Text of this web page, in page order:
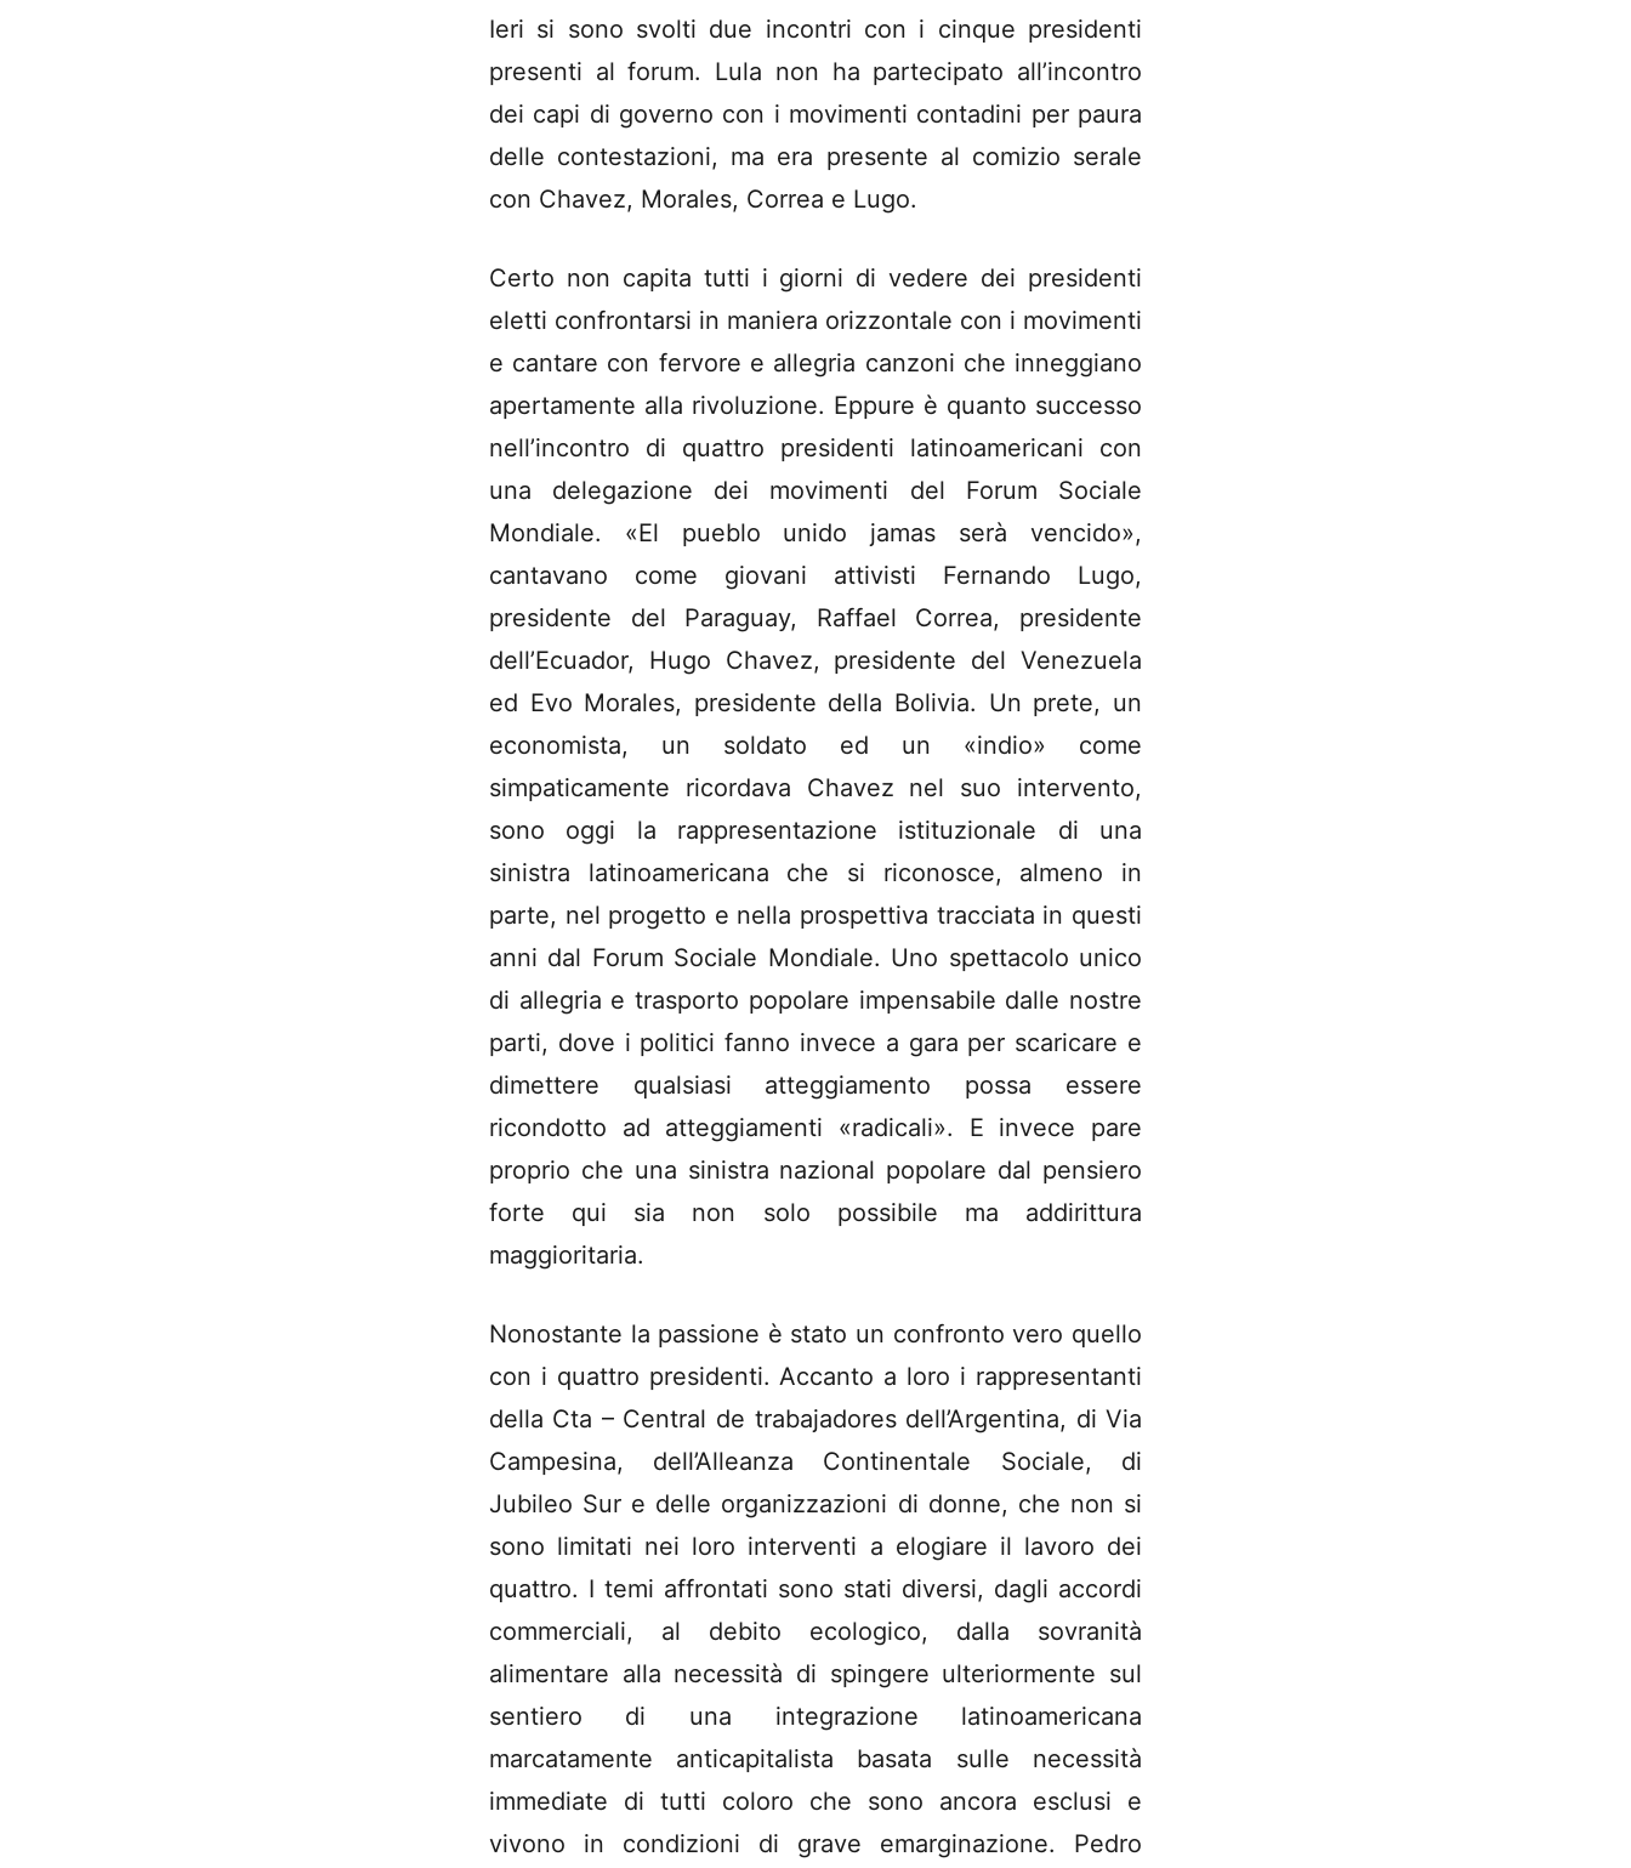
Ieri si sono svolti due incontri con i cinque presidenti
presenti al forum. Lula non ha partecipato all’incontro
dei capi di governo con i movimenti contadini per paura
delle contestazioni, ma era presente al comizio serale
con Chavez, Morales, Correa e Lugo.
Certo non capita tutti i giorni di vedere dei presidenti
eletti confrontarsi in maniera orizzontale con i movimenti
e cantare con fervore e allegria canzoni che inneggiano
apertamente alla rivoluzione. Eppure è quanto successo
nell’incontro di quattro presidenti latinoamericani con
una delegazione dei movimenti del Forum Sociale
Mondiale. «El pueblo unido jamas serà vencido»,
cantavano come giovani attivisti Fernando Lugo,
presidente del Paraguay, Raffael Correa, presidente
dell’Ecuador, Hugo Chavez, presidente del Venezuela
ed Evo Morales, presidente della Bolivia. Un prete, un
economista, un soldato ed un «indio» come
simpaticamente ricordava Chavez nel suo intervento,
sono oggi la rappresentazione istituzionale di una
sinistra latinoamericana che si riconosce, almeno in
parte, nel progetto e nella prospettiva tracciata in questi
anni dal Forum Sociale Mondiale. Uno spettacolo unico
di allegria e trasporto popolare impensabile dalle nostre
parti, dove i politici fanno invece a gara per scaricare e
dimettere qualsiasi atteggiamento possa essere
ricondotto ad atteggiamenti «radicali». E invece pare
proprio che una sinistra nazional popolare dal pensiero
forte qui sia non solo possibile ma addirittura
maggioritaria.
Nonostante la passione è stato un confronto vero quello
con i quattro presidenti. Accanto a loro i rappresentanti
della Cta – Central de trabajadores dell’Argentina, di Via
Campesina, dell’Alleanza Continentale Sociale, di
Jubileo Sur e delle organizzazioni di donne, che non si
sono limitati nei loro interventi a elogiare il lavoro dei
quattro. I temi affrontati sono stati diversi, dagli accordi
commerciali, al debito ecologico, dalla sovranità
alimentare alla necessità di spingere ulteriormente sul
sentiero di una integrazione latinoamericana
marcatamente anticapitalista basata sulle necessità
immediate di tutti coloro che sono ancora esclusi e
vivono in condizioni di grave emarginazione. Pedro